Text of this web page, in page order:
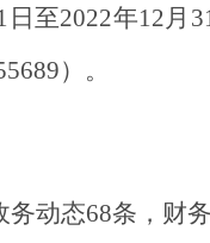
至2022年12月
）。
动态68条，财